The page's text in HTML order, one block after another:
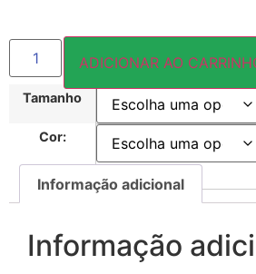
Tamanho
Cor:
ADICIONAR AO
Informação adicional
Informação